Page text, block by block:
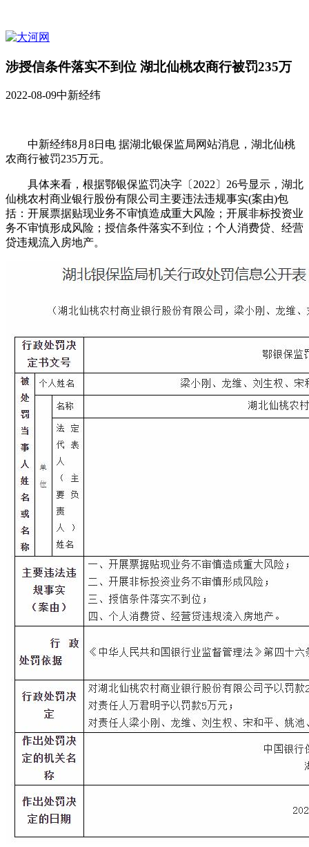
涉授信条件落实不到位 湖北仙桃农商行被罚235万
2022-08-09中新经纬
中新经纬8月8日电 据湖北银保监局网站消息，湖北仙桃
农商行被罚235万元。
具体来看，根据鄂银保监罚决字〔2022〕26号显示，湖北
仙桃农村商业银行股份有限公司主要违法违规事实(案由)包
括：开展票据贴现业务不审慎造成重大风险；开展非标投资业
务不审慎形成风险；授信条件落实不到位；个人消费贷、经营
贷违规流入房地产。